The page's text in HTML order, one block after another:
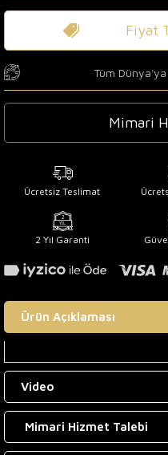
Fiyat
Tüm
Mimari
Ücretsiz Teslimat
2 Yıl Garanti
Ürün Açıklaması
Video
Mimari Hizmet Talebi